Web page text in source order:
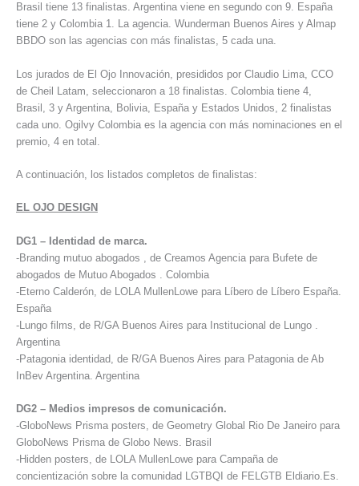
Brasil tiene 13 finalistas. Argentina viene en segundo con 9. España
tiene 2 y Colombia 1. La agencia. Wunderman Buenos Aires y Almap
BBDO son las agencias con más finalistas, 5 cada una.
Los jurados de El Ojo Innovación, presididos por Claudio Lima, CCO
de Cheil Latam, seleccionaron a 18 finalistas. Colombia tiene 4,
Brasil, 3 y Argentina, Bolivia, España y Estados Unidos, 2 finalistas
cada uno. Ogilvy Colombia es la agencia con más nominaciones en el
premio, 4 en total.
A continuación, los listados completos de finalistas:
EL OJO DESIGN
DG1 – Identidad de marca.
-Branding mutuo abogados , de Creamos Agencia para Bufete de
abogados de Mutuo Abogados . Colombia
-Eterno Calderón, de LOLA MullenLowe para Líbero de Líbero España.
España
-Lungo films, de R/GA Buenos Aires para Institucional de Lungo .
Argentina
-Patagonia identidad, de R/GA Buenos Aires para Patagonia de Ab
InBev Argentina. Argentina
DG2 – Medios impresos de comunicación.
-GloboNews Prisma posters, de Geometry Global Rio De Janeiro para
GloboNews Prisma de Globo News. Brasil
-Hidden posters, de LOLA MullenLowe para Campaña de
concientización sobre la comunidad LGTBQI de FELGTB Eldiario.Es.